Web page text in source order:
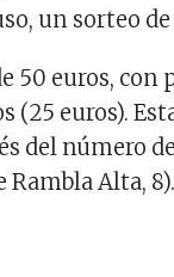
un sorteo de
50 euros, con
(25 euros).
del número
Rambla Alta, 8).